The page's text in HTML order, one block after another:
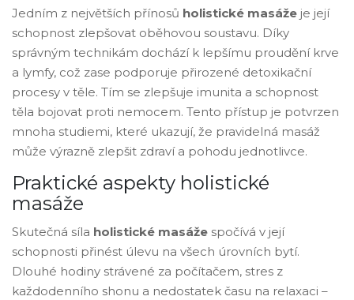
Jedním z největších přínosů holistické masáže je její
schopnost zlepšovat oběhovou soustavu. Díky
správným technikám dochází k lepšímu proudění krve
a lymfy, což zase podporuje přirozené detoxikační
procesy v těle. Tím se zlepšuje imunita a schopnost
těla bojovat proti nemocem. Tento přístup je potvrzen
mnoha studiemi, které ukazují, že pravidelná masáž
může výrazně zlepšit zdraví a pohodu jednotlivce.
Praktické aspekty holistické
masáže
Skutečná síla holistické masáže spočívá v její
schopnosti přinést úlevu na všech úrovních bytí.
Dlouhé hodiny strávené za počítačem, stres z
každodenního shonu a nedostatek času na relaxaci –